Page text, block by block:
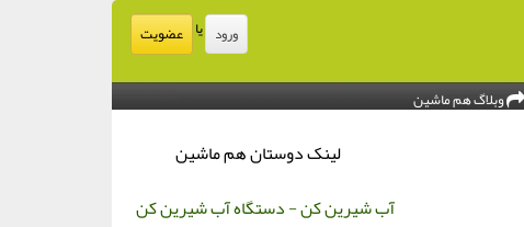
ورود یا عضویت
وبلاگ هم ماشین
لینک دوستان هم ماشین
آب شیرین کن - دستگاه آب شیرین کن